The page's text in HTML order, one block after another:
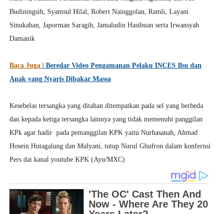
Budiningsih, Syamsul Hilal, Robert Nainggolan, Ramli, Layani
Sinukaban, Japorman Saragih, Jamaludin Hasibuan serta Irwansyah
Damanik
Baca Juga| Beredar Video Pengamanan Pelaku INCES Ibu dan
Anak yang Nyaris Dibakar Massa
Kesebelas tersangka yang ditahan ditempatkan pada sel yang berbeda
dan kepada ketiga tersangka lainnya yang tidak memenuhi panggilan
KPk agar hadir pada pemanggilan KPK yaitu Nurhasanah, Ahmad
Hosein Hutagalung dan Mulyani, tutup Nurul Ghufron dalam konfernsi
Pers dai kanal youtube KPK (Ayu/MXC)